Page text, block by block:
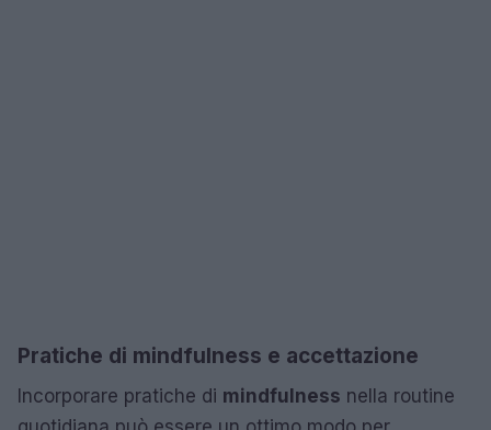
Pratiche di mindfulness e accettazione
Incorporare pratiche di mindfulness nella routine